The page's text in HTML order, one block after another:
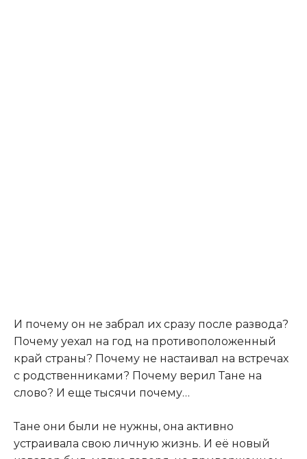
И почему он не забрал их сразу после развода?
Почему уехал на год на противоположенный
край страны? Почему не настаивал на встречах
с родственниками? Почему верил Тане на
слово? И еще тысячи почему…
Тане они были не нужны, она активно
устраивала свою личную жизнь. И её новый